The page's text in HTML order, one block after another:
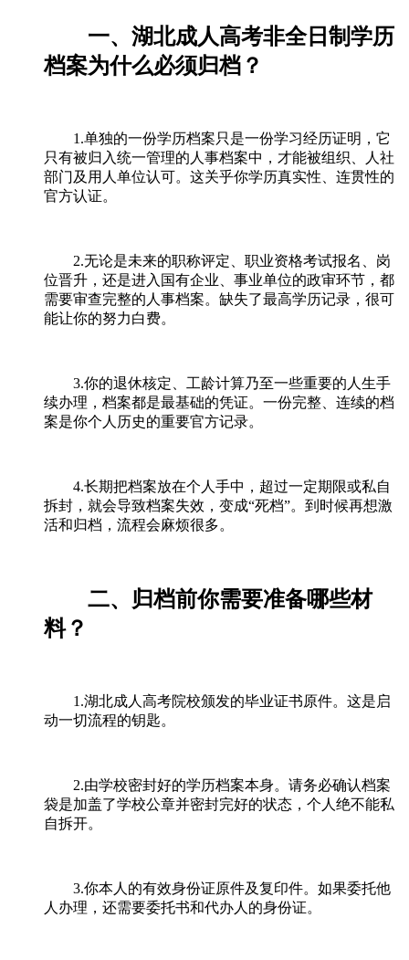
一、湖北成人高考非全日制学历
档案为什么必须归档？
1.单独的一份学历档案只是一份学习经历证明，它
只有被归入统一管理的人事档案中，才能被组织、人社
部门及用人单位认可。这关乎你学历真实性、连贯性的
官方认证。
2.无论是未来的职称评定、职业资格考试报名、岗
位晋升，还是进入国有企业、事业单位的政审环节，都
需要审查完整的人事档案。缺失了最高学历记录，很可
能让你的努力白费。
3.你的退休核定、工龄计算乃至一些重要的人生手
续办理，档案都是最基础的凭证。一份完整、连续的档
案是你个人历史的重要官方记录。
4.长期把档案放在个人手中，超过一定期限或私自
拆封，就会导致档案失效，变成“死档”。到时候再想激
活和归档，流程会麻烦很多。
二、归档前你需要准备哪些材
料？
1.湖北成人高考院校颁发的毕业证书原件。这是启
动一切流程的钥匙。
2.由学校密封好的学历档案本身。请务必确认档案
袋是加盖了学校公章并密封完好的状态，个人绝不能私
自拆开。
3.你本人的有效身份证原件及复印件。如果委托他
人办理，还需要委托书和代办人的身份证。